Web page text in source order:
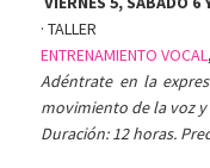
· TALLER
ENTRENAMIENTO VOCAL
Adéntrate en la
movimiento de la voz
Duración: 12 horas.